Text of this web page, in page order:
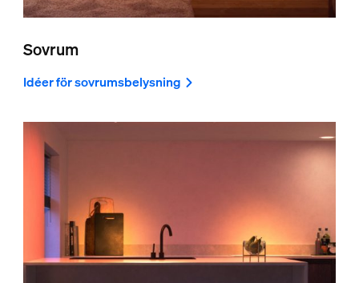
Sovrum
Idéer för sovrumsbelysning